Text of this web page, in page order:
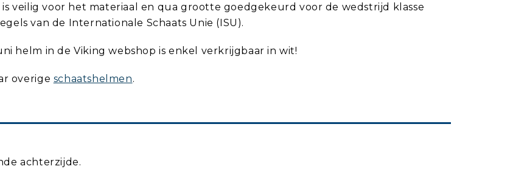
veilig voor het materiaal en qua grootte goedgekeurd voor de wedstrijd klasse
van de Internationale Schaats Unie (ISU).
helm in de Viking webshop is enkel verkrijgbaar in wit!
overige schaatshelmen.
achterzijde.